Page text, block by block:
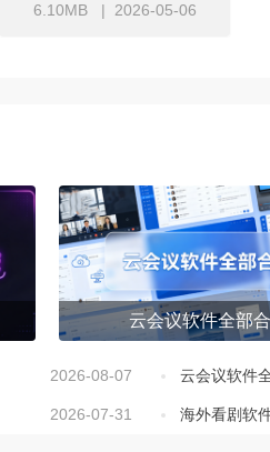
6.10MB
2026-05-06
云会议软件全部
2026-08-07 云会议软件
2026-07-31 海外看剧软